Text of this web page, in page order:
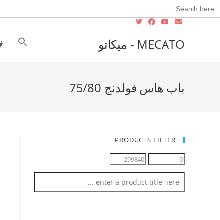
Search
for:
MECATO - ميكاتو
باب هاس فولدنج 75/80
PRODUCTS FILTER